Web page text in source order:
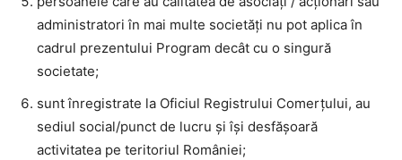
administratori în mai multe societăți nu pot aplica în
cadrul prezentului Program decât cu o singură
societate;
sunt înregistrate la Oficiul Registrului Comerțului, au
sediul social/punct de lucru și își desfășoară
activitatea pe teritoriul României;